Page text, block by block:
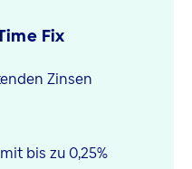
Fix
Zinsen
bis zu 0,25%